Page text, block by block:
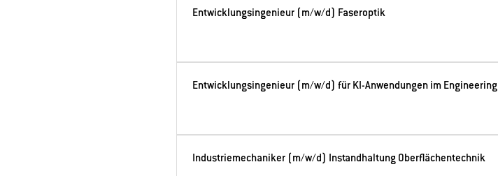
Entwicklungsingenieur (m/w/d) Faseroptik
Entwicklungsingenieur (m/w/d) für KI-Anwendungen im Engineering
Industriemechaniker (m/w/d) Instandhaltung Oberflächentechnik